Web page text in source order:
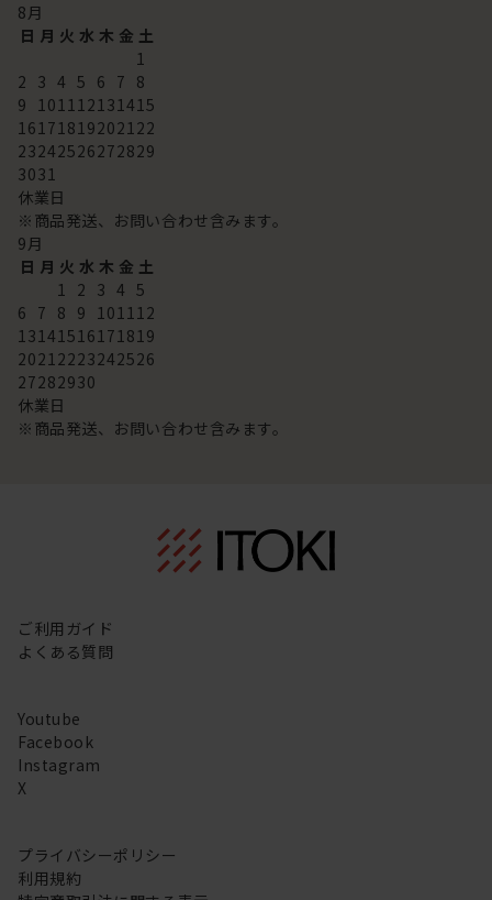
8月
日 月 火 水 木 金 土
1
2 3 4 5 6 7 8
9 101112131415
16171819202122
23242526272829
3031
休業日
※商品発送、お問い合わせ含みます。
9月
日 月 火 水 木 金 土
1 2 3 4 5
6 7 8 9 101112
13141516171819
20212223242526
27282930
休業日
※商品発送、お問い合わせ含みます。
ご利用ガイド
よくある質問
Youtube
Facebook
Instagram
X
プライバシーポリシー
利用規約